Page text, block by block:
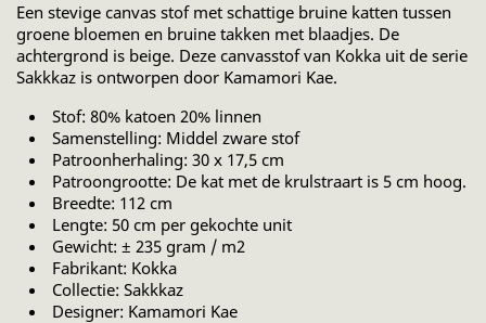
Een stevige canvas stof met schattige bruine katten tussen
groene bloemen en bruine takken met blaadjes. De
achtergrond is beige. Deze canvasstof van Kokka uit de serie
Sakkkaz is ontworpen door Kamamori Kae.
Stof: 80% katoen 20% linnen
Samenstelling: Middel zware stof
Patroonherhaling: 30 x 17,5 cm
Patroongrootte: De kat met de krulstraart is 5 cm hoog.
Breedte: 112 cm
Lengte: 50 cm per gekochte unit
Gewicht: ± 235 gram / m2
Fabrikant: Kokka
Collectie: Sakkkaz
Designer: Kamamori Kae